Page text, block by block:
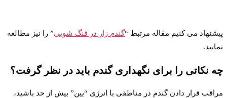
پیشنهاد می کنیم مقاله مرتبط “گندم زار در فنگ شویی” را نیز مطالعه
نمایید.
چه نکاتی را برای نگهداری گندم باید در نظر گرفت؟
مراقب قرار دادن گندم در مناطقی با انرژی “یین” بیش از حد باشید،